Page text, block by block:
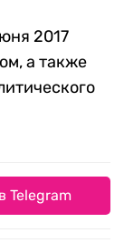
2017
а также
Telegram